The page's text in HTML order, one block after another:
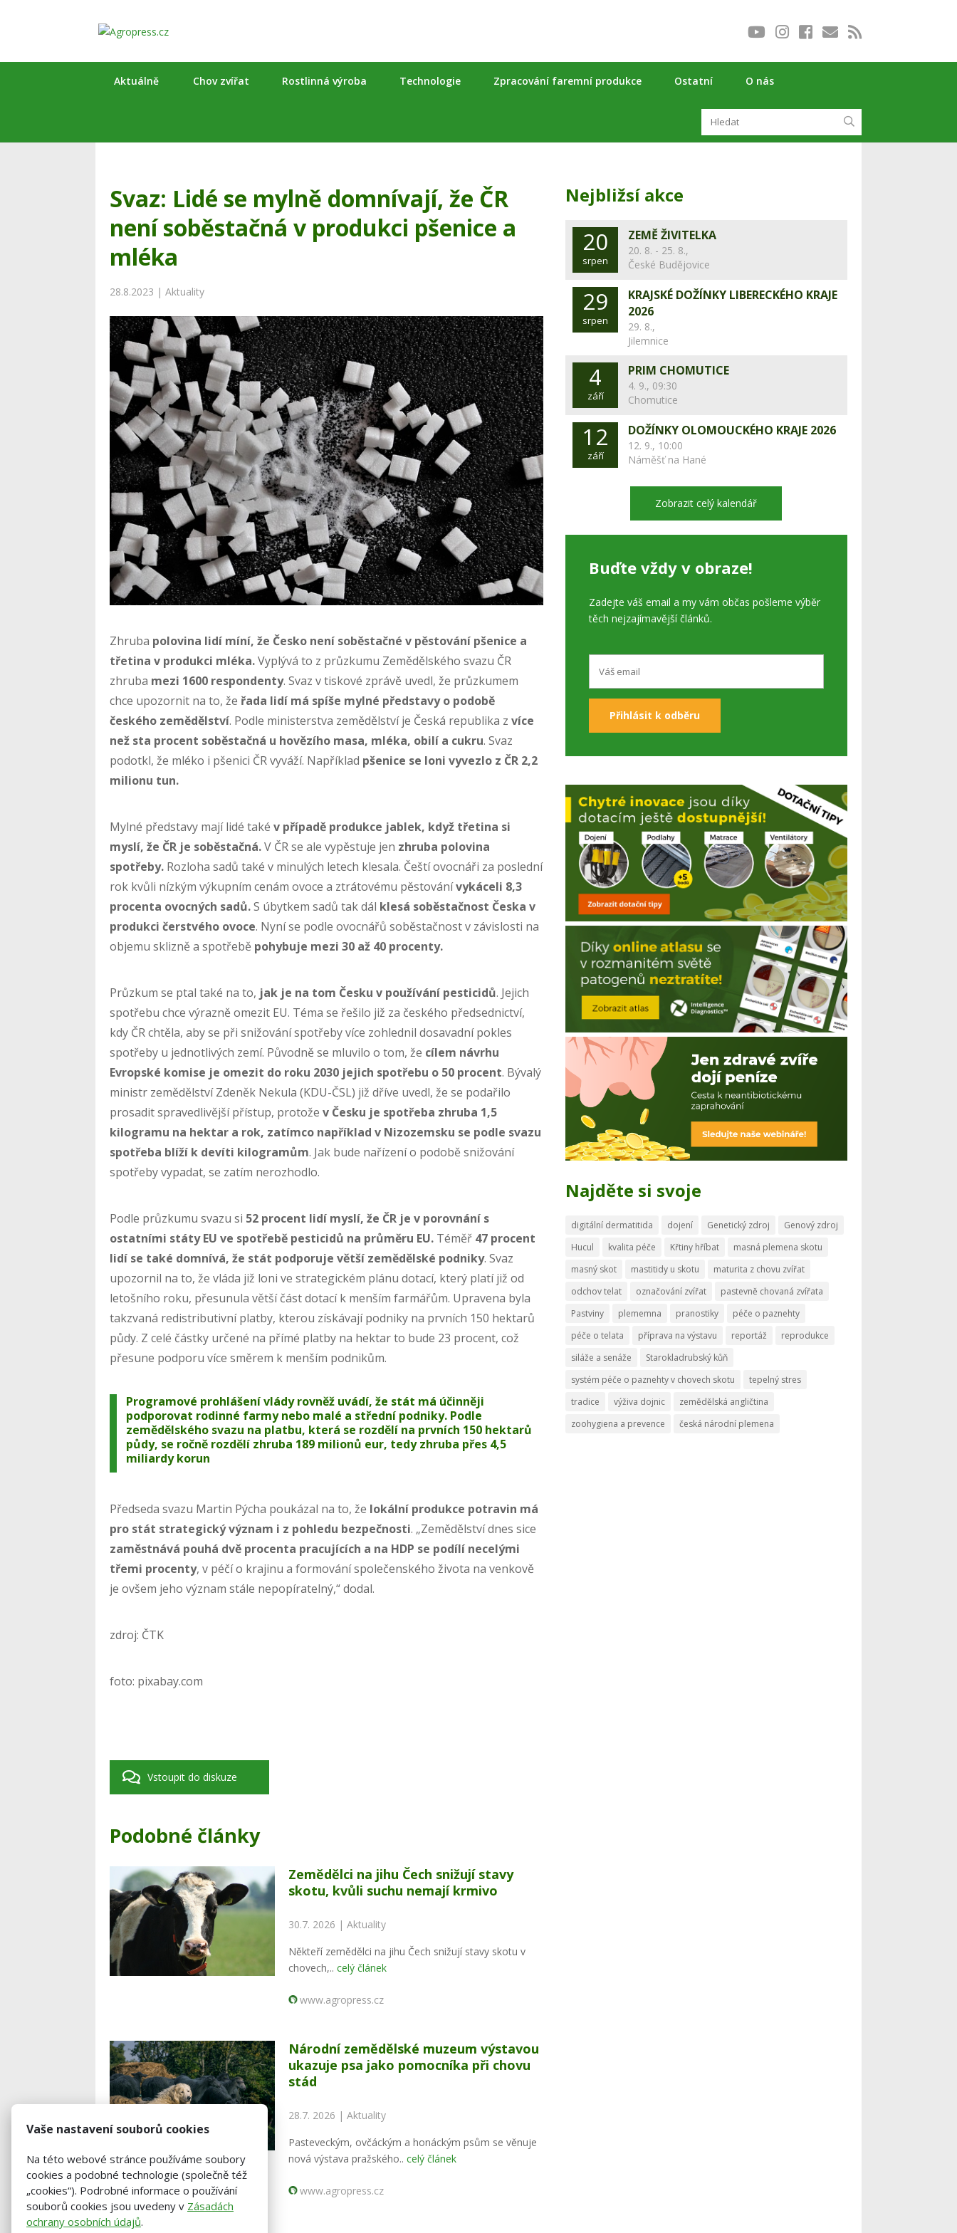
Aktuálně Chov zvířat Rostlinná výroba Technologie Zpracování faremní produkce Ostatní O nás
Svaz: Lidé se mylně domnívají, že ČR
není soběstačná v produkci pšenice a
mléka
28.8.2023 |Aktuality
Zhruba polovina lidí míní, že Česko není soběstačné v pěstování pšenice a
třetina v produkci mléka.Vyplývá to z průzkumu Zemědělského svazu ČR
zhruba mezi 1600 respondenty. Svaz v tiskové zprávě uvedl, že průzkumem
chce upozornit na to, že řada lidí má spíše mylné představy o podobě
českého zemědělství. Podle ministerstva zemědělstvíje Česká republika zvíce
než sta procent soběstačná u hovězího masa, mléka, obilí a cukru. Svaz
podotkl, že mléko i pšenici ČR vyváží. Například pšenice se loni vyvezlo z ČR 2,2
milionu tun.
Mylné představy mají lidé takév případě produkce jablek, když třetina si
myslí, že ČR je soběstačná.V ČR se ale vypěstuje jen zhruba polovina
spotřeby. Rozloha sadů také v minulých letech klesala. Čeští ovocnáři za poslední
rok kvůli nízkým výkupním cenám ovoce a ztrátovému pěstovánívykáceli 8,3
procenta ovocných sadů.S úbytkem sadů tak dál klesá soběstačnost Česka v
produkci čerstvého ovoce. Nyní se podle ovocnářů soběstačnost v závislosti na
objemu sklizně a spotřebě pohybuje mezi 30 až 40 procenty.
Průzkum se ptal také na to, jak je na tom Česku v používání pesticidů. Jejich
spotřebu chce výrazně omezit EU. Téma se řešilo již za českého předsednictví,
kdy ČR chtěla, aby se při snižování spotřeby více zohlednil dosavadní pokles
spotřeby u jednotlivých zemí. Původně se mluvilo o tom, že cílem návrhu
Evropské komise je omezit do roku 2030 jejich spotřebu o 50 procent. Bývalý
ministr zemědělství Zdeněk Nekula (KDU-ČSL) již dříve uvedl, že se podařilo
prosadit spravedlivější přístup, protožev Česku je spotřeba zhruba 1,5
kilogramu na hektar a rok, zatímco například v Nizozemsku se podle svazu
spotřeba blíží k devíti kilogramům. Jak bude nařízení o podobě snižování
spotřeby vypadat, se zatím nerozhodlo.
Podle průzkumu svazu si 52 procent lidí myslí, že ČR je v porovnání s
ostatními státy EU ve spotřebě pesticidů na průměru EU. Téměř 47 procent
lidí se také domnívá, že stát podporuje větší zemědělské podniky. Svaz
upozornil na to, že vláda již loni ve strategickém plánu dotací, který platí již od
letošního roku, přesunula větší část dotací k menším farmářům. Upravena byla
takzvaná redistributivní platby, kterou získávají podniky na prvních 150 hektarů
půdy. Z celé částky určené na přímé platby na hektar to bude 23 procent, což
přesune podporu více směrem k menším podnikům.
Programové prohlášení vlády rovněž uvádí, že stát má účinněji
podporovat rodinné farmy nebo malé a střední podniky. Podle
zemědělského svazu na platbu, která se rozdělí na prvních 150 hektarů
půdy, se ročně rozdělí zhruba 189 milionů eur, tedy zhruba přes 4,5
miliardy korun
Předseda svazu Martin Pýcha poukázal na to, že lokální produkce potravin má
pro stát strategický význam i z pohledu bezpečnosti. „Zemědělství dnes sice
zaměstnává pouhá dvě procenta pracujících a na HDP se podílí necelými
třemi procenty, v péčí o krajinu a formování společenského života na venkově
je ovšem jeho význam stále nepopíratelný,“ dodal.
zdroj: ČTK
foto: pixabay.com
Vstoupit do diskuze
Podobné články
Zemědělci na jihu Čech snižují stavy
skotu, kvůli suchu nemají krmivo
30.7. 2026 | Aktuality
Někteří zemědělci na jihu Čech snižují stavy skotu v
chovech,.. celý článek
www.agropress.cz
Národní zemědělské muzeum výstavou
ukazuje psa jako pomocníka při chovu
stád
28.7. 2026 | Aktuality
Pasteveckým, ovčáckým a honáckým psům se věnuje
nová výstava pražského.. celý článek
www.agropress.cz
Nejbližsí akce
20
srpen
ZEMĚ ŽIVITELKA
20. 8. - 25. 8.,
České Budějovice
29
srpen
KRAJSKÉ DOŽÍNKY LIBERECKÉHO KRAJE
2026
29. 8.,
Jilemnice
4
září
PRIM CHOMUTICE
4. 9., 09:30
Chomutice
12
září
DOŽÍNKY OLOMOUCKÉHO KRAJE 2026
12. 9., 10:00
Náměšť na Hané
Zobrazit celý kalendář
Buďte vždy v obraze!
Zadejte váš email a my vám občas pošleme výběr
těch nejzajímavější článků.
Najděte si svoje
digitální dermatitida dojení Genetický zdroj
Genový zdroj
Hucul
kvalita péče Křtiny hříbat
masná plemena skotu
masný skot
mastitidy u skotu
maturita z chovu zvířat
odchov telat
označování zvířat
pastevně chovaná zvířata
Pastviny
plememna pranostiky
péče o paznehty
péče o telata
příprava na výstavu reportáž
reprodukce
siláže a senáže
Starokladrubský kůň
systém péče o paznehty v chovech skotu
tepelný stres
tradice
výživa dojnic
zemědělská angličtina
zoohygiena a prevence
česká národní plemena
Vaše nastavení souborů cookies
Na této webové stránce používáme soubory
cookies a podobné technologie (společně též
„cookies“). Podrobné informace o používání
souborů cookies jsou uvedeny v Zásadách
ochrany osobních údajů.